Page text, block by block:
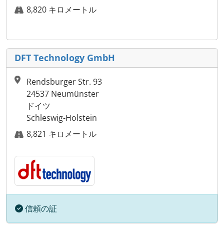
8,820 キロメートル
DFT Technology GmbH
Rendsburger Str. 93
24537 Neumünster
ドイツ
Schleswig-Holstein
8,821 キロメートル
信頼の証